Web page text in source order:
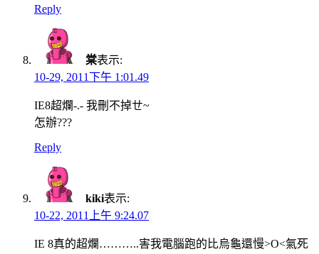
Reply
棠表示:
10-29, 2011下午 1:01.49
IE8超爛-.- 我刪不掉ㄝ~
怎辦???
Reply
kiki表示:
10-22, 2011上午 9:24.07
IE 8真的超爛………..害我電腦跑的比烏龜還慢>O<氣死